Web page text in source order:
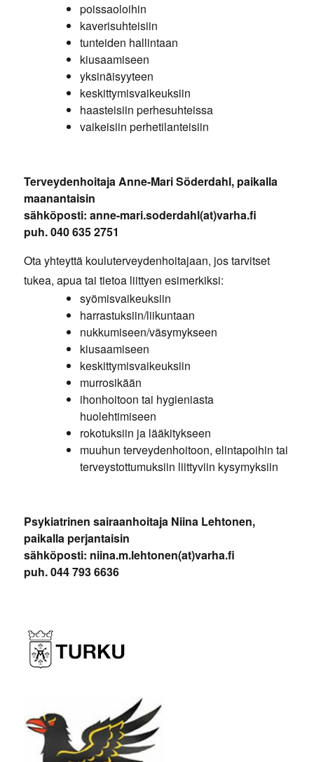
poissaoloihin
kaverisuhteisiin
tunteiden hallintaan
kiusaamiseen
yksinäisyyteen
keskittymisvaikeuksiin
haasteisiin perhesuhteissa
vaikeisiin perhetilanteisiin
Terveydenhoitaja Anne-Mari Söderdahl, paikalla
maanantaisin
sähköposti: anne-mari.soderdahl(at)varha.fi
puh. 040 635 2751
Ota yhteyttä kouluterveydenhoitajaan, jos tarvitset
tukea, apua tai tietoa liittyen esimerkiksi:
syömisvaikeuksiin
harrastuksiin/liikuntaan
nukkumiseen/väsymykseen
kiusaamiseen
keskittymisvaikeuksiin
murrosikään
ihonhoitoon tai hygieniasta
huolehtimiseen
rokotuksiin ja lääkitykseen
muuhun terveydenhoitoon, elintapoihin tai
terveystottumuksiin liittyviin kysymyksiin
Psykiatrinen sairaanhoitaja Niina Lehtonen,
paikalla perjantaisin
sähköposti: niina.m.lehtonen(at)varha.fi
puh. 044 793 6636